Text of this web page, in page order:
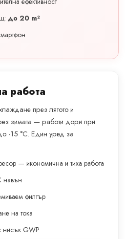
до 20 m²
работа
през лятото и
зимата — работи дори при
-15 °C. Един уред за
— икономична и тиха работа
навън
филтър
на тока
нисък GWP